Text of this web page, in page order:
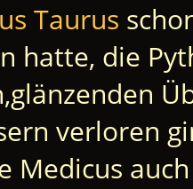
Taurus
hatte, die
verloren
Medicus